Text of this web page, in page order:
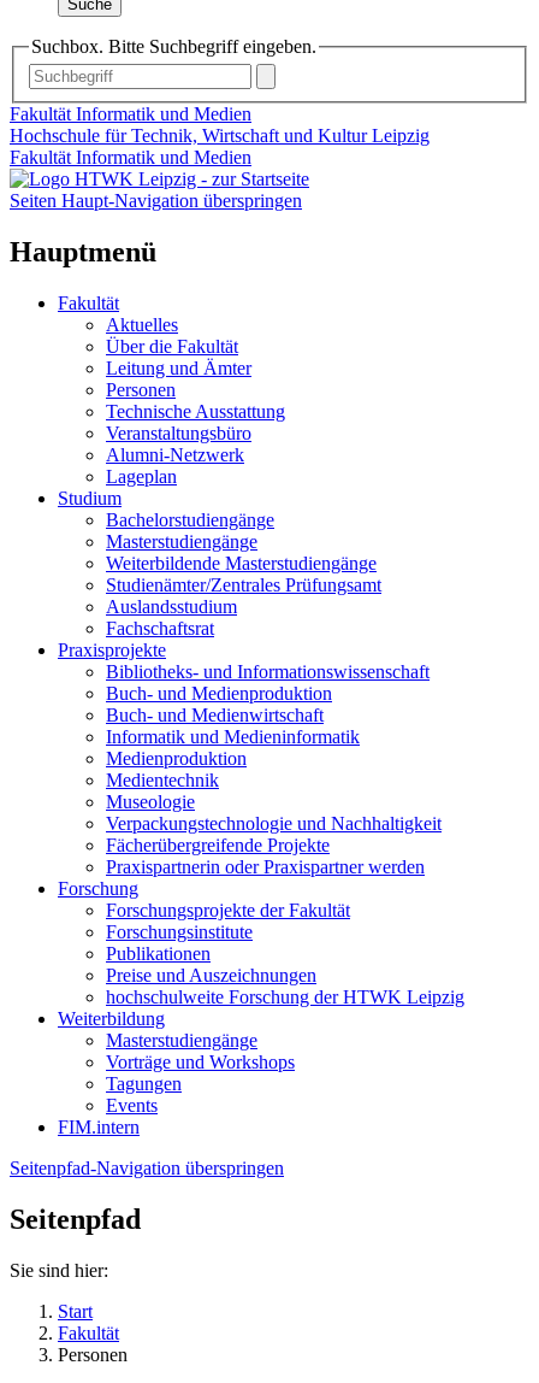
Suche
Suchbox. Bitte Suchbegriff eingeben.
Fakultät Informatik und Medien
Hochschule für Technik, Wirtschaft und Kultur Leipzig
Fakultät Informatik und Medien
Seiten Haupt-Navigation überspringen
Hauptmenü
Fakultät
Aktuelles
Über die Fakultät
Leitung und Ämter
Personen
Technische Ausstattung
Veranstaltungsbüro
Alumni-Netzwerk
Lageplan
Studium
Bachelorstudiengänge
Masterstudiengänge
Weiterbildende Masterstudiengänge
Studienämter/Zentrales Prüfungsamt
Auslandsstudium
Fachschaftsrat
Praxisprojekte
Bibliotheks- und Informationswissenschaft
Buch- und Medienproduktion
Buch- und Medienwirtschaft
Informatik und Medieninformatik
Medienproduktion
Medientechnik
Museologie
Verpackungstechnologie und Nachhaltigkeit
Fächerübergreifende Projekte
Praxispartnerin oder Praxispartner werden
Forschung
Forschungsprojekte der Fakultät
Forschungsinstitute
Publikationen
Preise und Auszeichnungen
hochschulweite Forschung der HTWK Leipzig
Weiterbildung
Masterstudiengänge
Vorträge und Workshops
Tagungen
Events
FIM.intern
Seitenpfad-Navigation überspringen
Seitenpfad
Sie sind hier:
Start
Fakultät
Personen